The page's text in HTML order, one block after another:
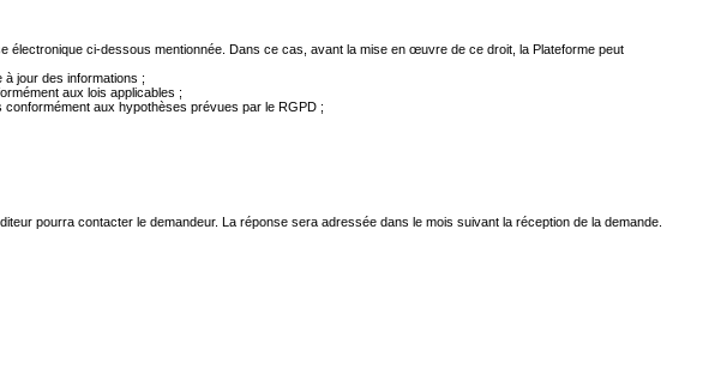
électronique ci-dessous mentionnée. Dans ce cas, avant la mise en œuvre de ce droit, la Plateforme peut
jour des informations ;
aux lois applicables ;
conformément aux hypothèses prévues par le RGPD ;
pourra contacter le demandeur. La réponse sera adressée dans le mois suivant la réception de la demande.